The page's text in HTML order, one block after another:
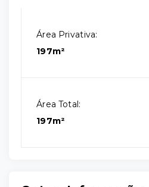
Área Privativa:
197m²
Área Total:
197m²